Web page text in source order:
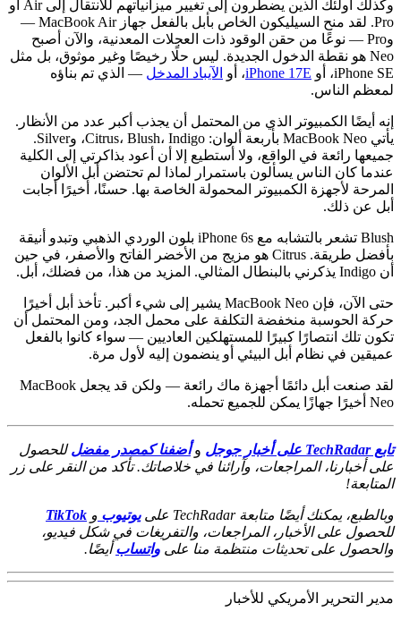
وكذلك أولئك الذين يضطرون إلى تغيير ميزانياتهم للانتقال إلى Air أو
Pro. لقد منح السيليكون الخاص بأبل بالفعل جهاز MacBook Air —
وPro — نوعًا من حقن الوقود ذات العجلات المعدنية، والآن أصبح
Neo هو نقطة الدخول الجديدة. ليس حلًا رخيصًا وغير موثوق، بل مثل
iPhone SE، أو
iPhone 17E، أوالآيباد المدخل — الذي تم بناؤه
لمعظم الناس.
إنه أيضًا الكمبيوتر الذي من المحتمل أن يجذب أكبر عدد من الأنظار.
يأتي MacBook Neo بأربعة ألوان: Citrus، Blush، Indigo، وSilver.
جميعها رائعة في الواقع، ولا أستطيع إلا أن أعود بذاكرتي إلى الكلية
عندما كان الناس يسألون باستمرار لماذا لم تحتضن أبل الألوان
المرحة لأجهزة الكمبيوتر المحمولة الخاصة بها. حسنًا، أخيرًا أجابت
أبل عن ذلك.
Blush تشعر بالتشابه مع iPhone 6s بلون الوردي الذهبي وتبدو أنيقة
بأفضل طريقة. Citrus هو مزيج من الأخضر الفاتح والأصفر، في حين
أن Indigo يذكرني بالبنطال المثالي. المزيد من هذا، من فضلك، أبل.
حتى الآن، فإن MacBook Neo يشير إلى شيء أكبر. تأخذ أبل أخيرًا
حركة الحوسبة منخفضة التكلفة على محمل الجد، ومن المحتمل أن
تكون تلك انتصارًا كبيرًا للمستهلكين العاديين — سواء كانوا بالفعل
عميقين في نظام أبل البيئي أو ينضمون إليه لأول مرة.
لقد صنعت أبل دائمًا أجهزة ماك رائعة — ولكن قد يجعل MacBook
Neo أخيرًا جهازًا يمكن للجميع تحمله.
تابع TechRadar على أخبار جوجل و أضفنا كمصدر مفضلللحصول
على أخبارنا، المراجعات، وآرائنا في خلاصاتك. تأكد من النقر على زر
المتابعة!
وبالطبع، يمكنك أيضًا متابعة TechRadar على يوتيوبوTikTok
للحصول على الأخبار، المراجعات، والتفريغات في شكل فيديو،
والحصول على تحديثات منتظمة منا علىواتسابأيضًا.
مدير التحرير الأمريكي للأخبار